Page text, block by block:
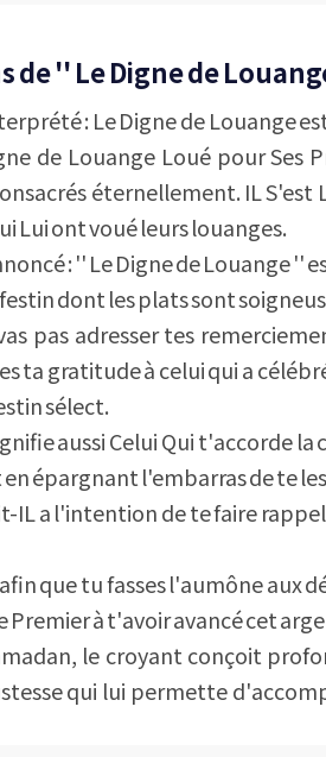
de '' Le Digne de
: Le Digne de Louange
de Louange Loué pour Ses
éternellement. IL S'est
Lui ont voué leurs louanges.
: '' Le Digne de Louange ''
dont les plats sont
pas adresser tes
ta gratitude à celui qui a
sélect.
aussi Celui Qui t'accorde
épargnant l'embarras de te
IL a l'intention de te faire
que tu fasses l'aumône aux
à t'avoir avancé cet
le croyant conçoit
qui lui permette